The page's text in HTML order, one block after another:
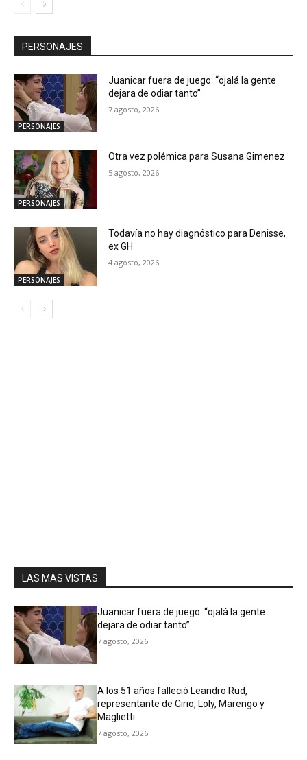
PERSONAJES
PERSONAJES
Juanicar fuera de juego: “ojalá la gente
dejara de odiar tanto”
7 agosto, 2026
PERSONAJES
Otra vez polémica para Susana Gimenez
5 agosto, 2026
PERSONAJES
Todavía no hay diagnóstico para Denisse,
ex GH
4 agosto, 2026
LAS MAS VISTAS
Juanicar fuera de juego: “ojalá la gente
dejara de odiar tanto”
7 agosto, 2026
A los 51 años falleció Leandro Rud,
representante de Cirio, Loly, Marengo y
Maglietti
7 agosto, 2026